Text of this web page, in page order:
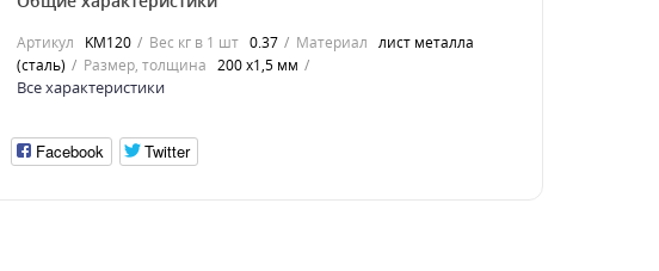
Артикул KM120 Вес кг в 1 шт 0.37 Материал лист металла
(сталь)
Размер, толщина 200 х1,5 мм
Все характеристики
Facebook Twitter